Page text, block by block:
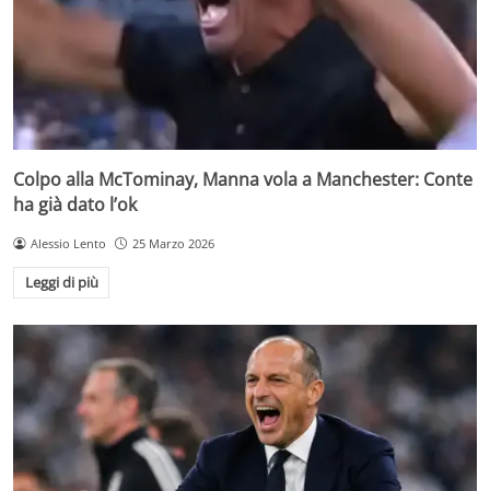
Colpo alla McTominay, Manna vola a Manchester: Conte
ha già dato l’ok
Alessio Lento 25 Marzo 2026
Leggi di più